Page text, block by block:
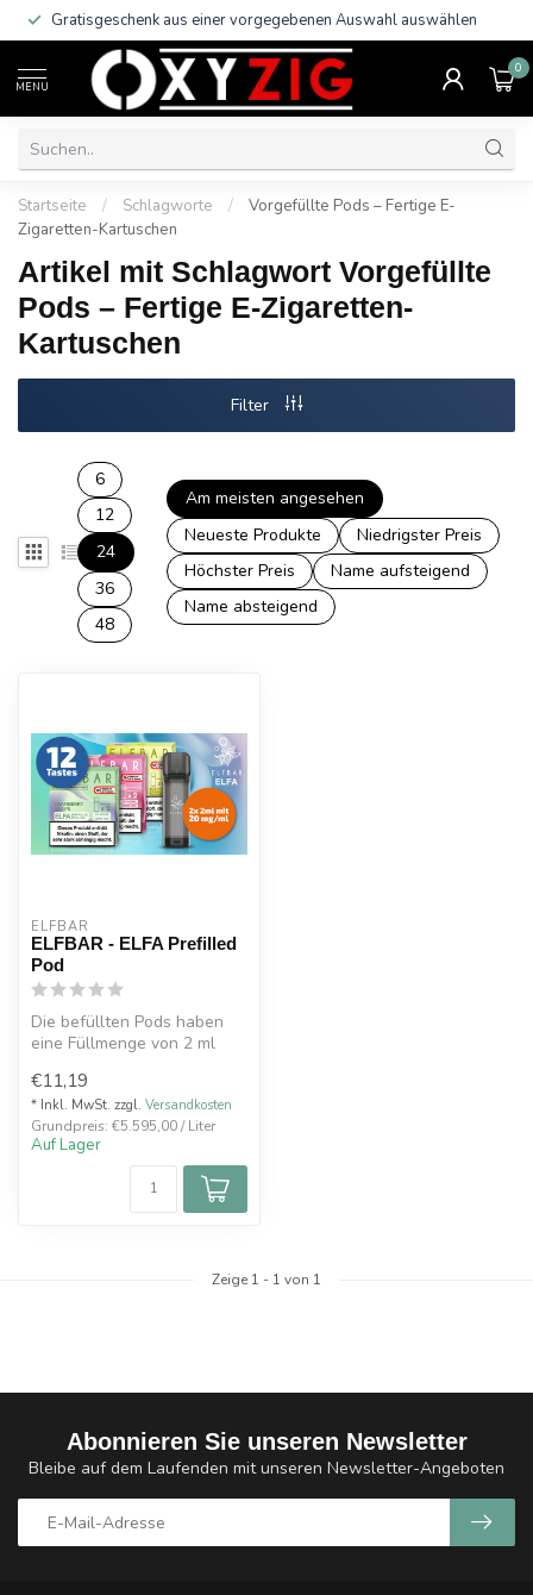
Gratisgeschenk aus einer vorgegebenen Auswahl auswählen
MENU
0
Startseite / Schlagworte /
Vorgefüllte Pods – Fertige E-
Zigaretten-Kartuschen
Artikel mit Schlagwort Vorgefüllte
Pods – Fertige E-Zigaretten-
Kartuschen
Filter
6
12
24
36
48
Am meisten angesehen
Neueste Produkte
Niedrigster Preis
Höchster Preis
Name aufsteigend
Name absteigend
ELFBAR
ELFBAR - ELFA Prefilled
Pod
Die befüllten Pods haben
eine Füllmenge von 2 ml
ca. ...
€11,19
* Inkl. MwSt. zzgl. Versandkosten
Grundpreis: €5.595,00 / Liter
Auf Lager
Zeige 1 - 1 von 1
Abonnieren Sie unseren Newsletter
Bleibe auf dem Laufenden mit unseren Newsletter-Angeboten